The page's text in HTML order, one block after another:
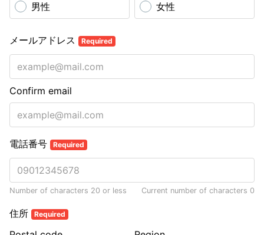
男性 女性
メールアドレス Required
Confirm email
電話番号 Required
Number of characters 20 or less Current number of characters 0
住所 Required